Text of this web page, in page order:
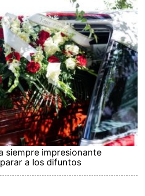
siempre impresionante
a los difuntos